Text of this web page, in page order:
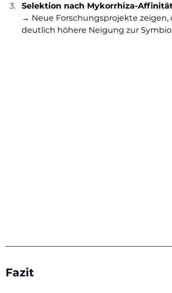
Selektion nach Mykorrhiza-
→ Neue Forschungsprojekte zeigen,
deutlich höhere Neigung zur
Fazit